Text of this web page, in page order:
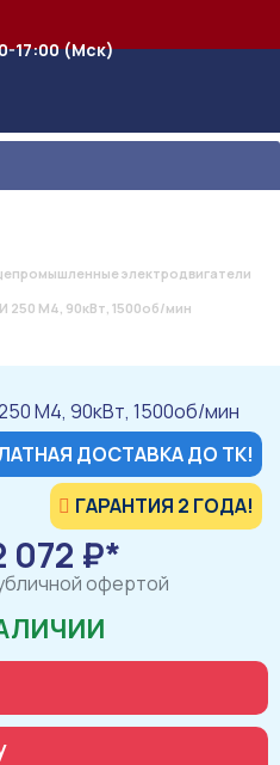
17:00 (Мск)
электродвигатели
250 М4, 90кВт, 1500об/мин
ДОСТАВКА ДО ТК!
ГАРАНТИЯ 2 ГОДА!
072 ₽*
офертой